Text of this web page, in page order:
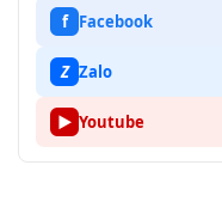
f Facebook
Z Zalo
▶ Youtube